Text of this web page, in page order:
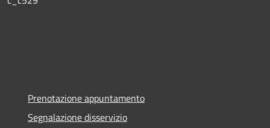
Prenotazione appuntamento
Segnalazione disservizio